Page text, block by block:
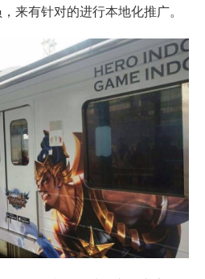
来有针对的进行本地化推广。